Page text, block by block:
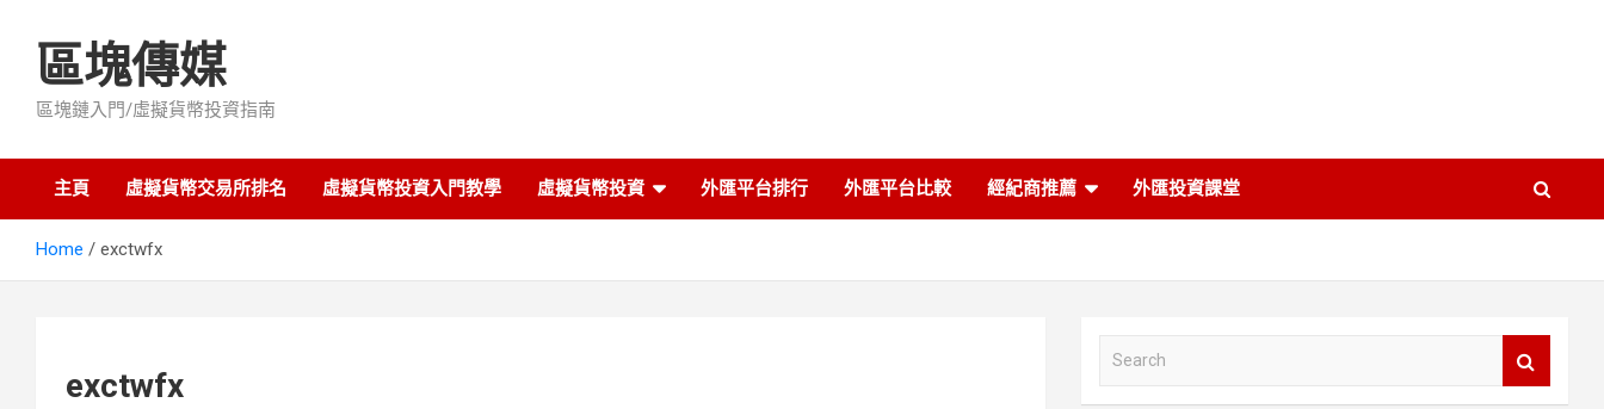
content區塊傳媒
區塊鏈入門/虛擬貨幣投資指南
主頁 虛擬貨幣交易所排名 虛擬貨幣投資入門教學 虛擬貨幣投資 外匯平台排行 外匯平台比較 經紀商推薦 外匯投資課堂
Home exctwfx
exctwfx